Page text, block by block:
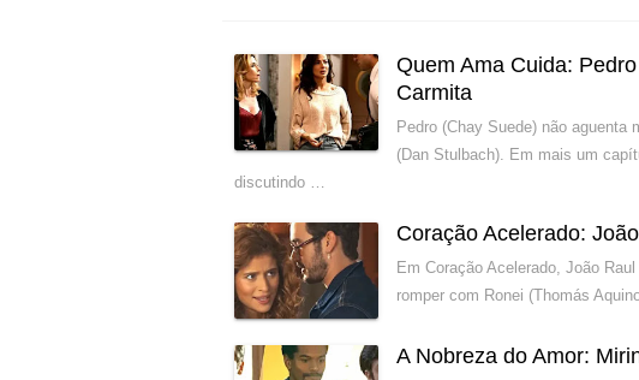
Quem Ama Cuida:
Carmita
Pedro (Chay Suede) não aguenta
(Dan Stulbach). Em mais um
discutindo …
Coração Acelerado:
Em Coração Acelerado, João
romper com Ronei (Thomás
A Nobreza do Amor: